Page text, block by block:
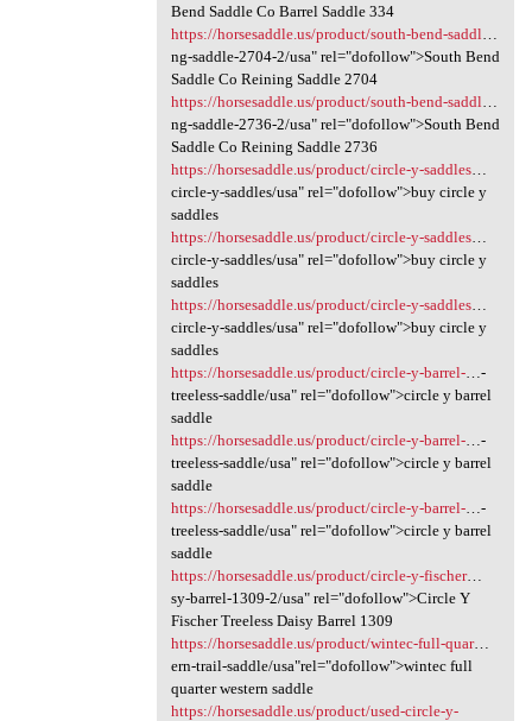
Bend Saddle Co Barrel Saddle 334
https://horsesaddle.us/product/south-bend-saddl…
ng-saddle-2704-2/usa" rel="dofollow">South Bend
Saddle Co Reining Saddle 2704
https://horsesaddle.us/product/south-bend-saddl…
ng-saddle-2736-2/usa" rel="dofollow">South Bend
Saddle Co Reining Saddle 2736
https://horsesaddle.us/product/circle-y-saddles…
circle-y-saddles/usa" rel="dofollow">buy circle y
saddles
https://horsesaddle.us/product/circle-y-saddles…
circle-y-saddles/usa" rel="dofollow">buy circle y
saddles
https://horsesaddle.us/product/circle-y-saddles…
circle-y-saddles/usa" rel="dofollow">buy circle y
saddles
https://horsesaddle.us/product/circle-y-barrel-…-
treeless-saddle/usa" rel="dofollow">circle y barrel
saddle
https://horsesaddle.us/product/circle-y-barrel-…-
treeless-saddle/usa" rel="dofollow">circle y barrel
saddle
https://horsesaddle.us/product/circle-y-barrel-…-
treeless-saddle/usa" rel="dofollow">circle y barrel
saddle
https://horsesaddle.us/product/circle-y-fischer…
sy-barrel-1309-2/usa" rel="dofollow">Circle Y
Fischer Treeless Daisy Barrel 1309
https://horsesaddle.us/product/wintec-full-quar…
ern-trail-saddle/usa"rel="dofollow">wintec full
quarter western saddle
https://horsesaddle.us/product/used-circle-y-